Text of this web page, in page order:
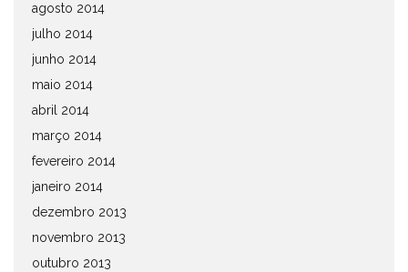
agosto 2014
julho 2014
junho 2014
maio 2014
abril 2014
março 2014
fevereiro 2014
janeiro 2014
dezembro 2013
novembro 2013
outubro 2013